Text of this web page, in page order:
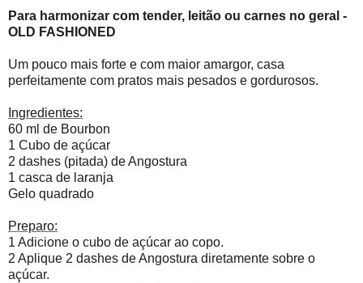
Para harmonizar com tender, leitão ou carnes no geral -
OLD FASHIONED
Um pouco mais forte e com maior amargor, casa
perfeitamente com pratos mais pesados e gordurosos.
Ingredientes:
60 ml de Bourbon
1 Cubo de açúcar
2 dashes (pitada) de Angostura
1 casca de laranja
Gelo quadrado
Preparo:
1 Adicione o cubo de açúcar ao copo.
2 Aplique 2 dashes de Angostura diretamente sobre o
açúcar.